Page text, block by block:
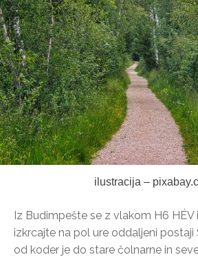
ilustracija –
Iz Budimpešte se z vlakom H6
izkrcajte na pol ure oddaljeni postaji
od koder je do stare čolnarne in